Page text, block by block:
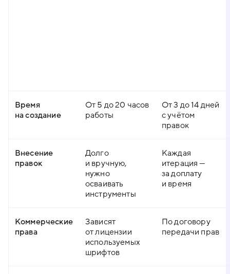
Время
на создание
От 5 до 20 часов
работы
От 3 до 14 дней
с учётом
правок
Внесение
правок
Долго
и вручную,
нужно
осваивать
инструменты
Каждая
итерация —
за доплату
и время
Коммерческие
права
Зависят
от лицензии
используемых
шрифтов
По договору
передачи прав